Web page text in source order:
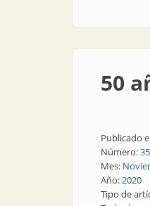
50
Publicado
Número:
Mes:
Año:2020
Tipo de